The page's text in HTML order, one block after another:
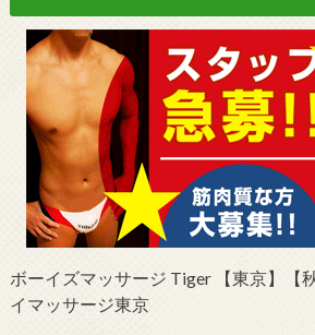
ボーイズマッサージ Tiger 【東京】【
イマッサージ東京